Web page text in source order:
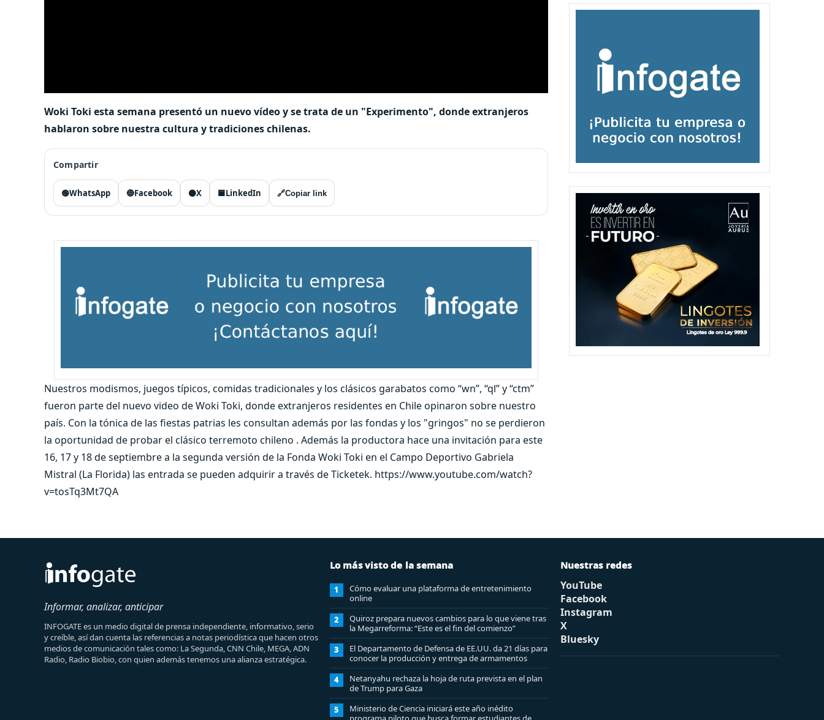
Woki Toki esta semana presentó un nuevo vídeo y se trata de un "Experimento", donde extranjeros
hablaron sobre nuestra cultura y tradiciones chilenas.
Compartir
🟢WhatsApp 🔵Facebook ⚫X 🟦LinkedIn 🔗Copiar link
Nuestros modismos, juegos típicos, comidas tradicionales y los clásicos garabatos como “wn”, “ql” y “ctm”
fueron parte del nuevo video de Woki Toki, donde extranjeros residentes en Chile opinaron sobre nuestro
país. Con la tónica de las fiestas patrias les consultan además por las fondas y los "gringos" no se perdieron
la oportunidad de probar el clásico terremoto chileno . Además la productora hace una invitación para este
16, 17 y 18 de septiembre a la segunda versión de la Fonda Woki Toki en el Campo Deportivo Gabriela
Mistral (La Florida) las entrada se pueden adquirir a través de Ticketek. https://www.youtube.com/watch?
v=tosTq3Mt7QA
Informar, analizar, anticipar
INFOGATE es un medio digital de prensa independiente, informativo, serio
y creíble, así dan cuenta las referencias a notas periodística que hacen otros
medios de comunicación tales como: La Segunda, CNN Chile, MEGA, ADN
Radio, Radio Biobio, con quien además tenemos una alianza estratégica.
Lo más visto de la semana
1
Cómo evaluar una plataforma de entretenimiento
online
2
Quiroz prepara nuevos cambios para lo que viene tras
la Megarreforma: “Este es el fin del comienzo”
3
El Departamento de Defensa de EE.UU. da 21 días para
conocer la producción y entrega de armamentos
4
Netanyahu rechaza la hoja de ruta prevista en el plan
de Trump para Gaza
5
Ministerio de Ciencia iniciará este año inédito
Nuestras redes
YouTube
Facebook
Instagram
X
Bluesky